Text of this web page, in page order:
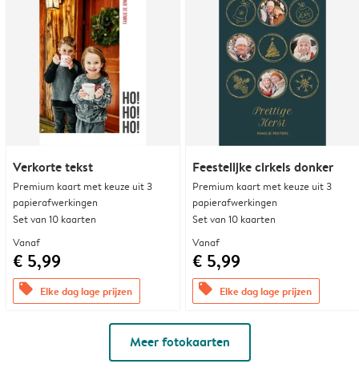
Verkorte tekst
Premium kaart met keuze uit 3
papierafwerkingen
Set van 10 kaarten
Vanaf
€ 5,99
offers Elke dag lage prijzen
Feestelijke cirkels donker
Premium kaart met keuze uit 3
papierafwerkingen
Set van 10 kaarten
Vanaf
€ 5,99
offers Elke dag lage prijzen
Meer fotokaarten